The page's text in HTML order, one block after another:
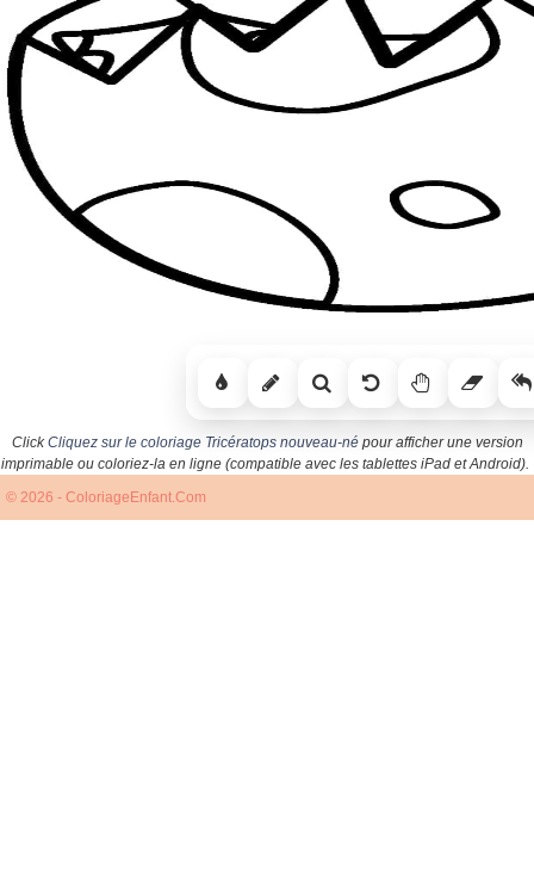
ClickCliquez sur le coloriage Tricératops nouveau-népour afficher une version
imprimable ou coloriez-la en ligne (compatible avec les tablettes iPad et Android).
© 2026 - ColoriageEnfant.Com